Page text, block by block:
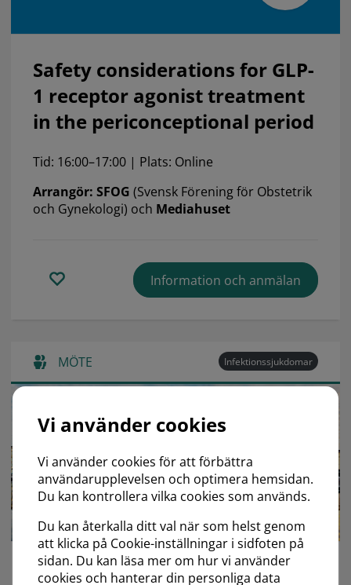
Safety considerations for GLP-
1 receptor agonist treatment
in the periconceptional period
Tid: 16:00–17:00 | Plats: Online
Arrangör: SFOG (Svensk Förening för Obstetrik
och Gynekologi) och Mediahuset
Information och anmälan
MÖTE Infektionssjukdomar
23
Sep
Nordic HIV & Virology
Vi använder cookies
Vi använder cookies för att förbättra
användarupplevelsen och optimera hemsidan.
Du kan kontrollera vilka cookies som används.
Du kan återkalla ditt val när som helst genom
att klicka på Cookie-inställningar i sidfoten på
sidan. Du kan läsa mer om hur vi använder
cookies och hanterar din personliga data